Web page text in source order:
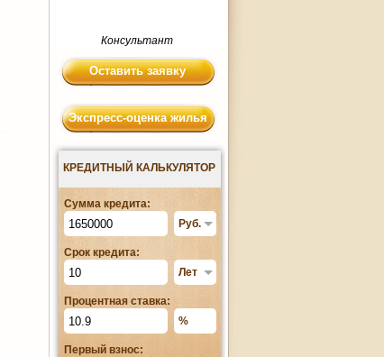
Консультант
Оставить заявку
Экспресс-оценка жилья
КРЕДИТНЫЙ КАЛЬКУЛЯТОР
Сумма кредита:
Срок кредита:
Процентная ставка:
Первый взнос: